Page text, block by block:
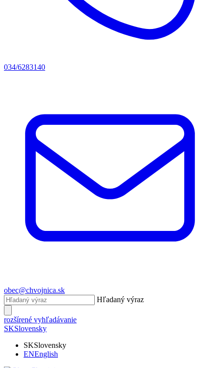
034/6283140
obec@chvojnica.sk
Hľadaný výraz
rozšírené vyhľadávanie
SKSlovensky
SKSlovensky
ENEnglish